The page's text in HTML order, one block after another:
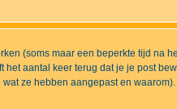
(soms maar een beperkte tijd na
aantal keer terug dat je je post
ze hebben aangepast en